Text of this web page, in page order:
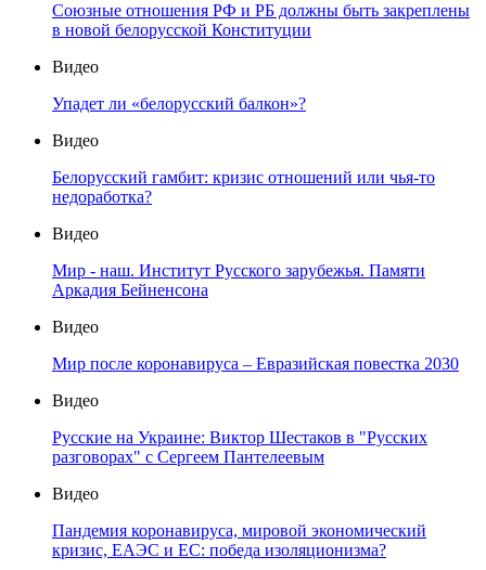
Союзные отношения РФ и РБ должны быть закреплены
в новой белорусской Конституции
Видео
Упадет ли «белорусский балкон»?
Видео
Белорусский гамбит: кризис отношений или чья-то
недоработка?
Видео
Мир - наш. Институт Русского зарубежья. Памяти
Аркадия Бейненсона
Видео
Мир после коронавируса – Евразийская повестка 2030
Видео
Русские на Украине: Виктор Шестаков в "Русских
разговорах" с Сергеем Пантелеевым
Видео
Пандемия коронавируса, мировой экономический
кризис, ЕАЭС и ЕС: победа изоляционизма?